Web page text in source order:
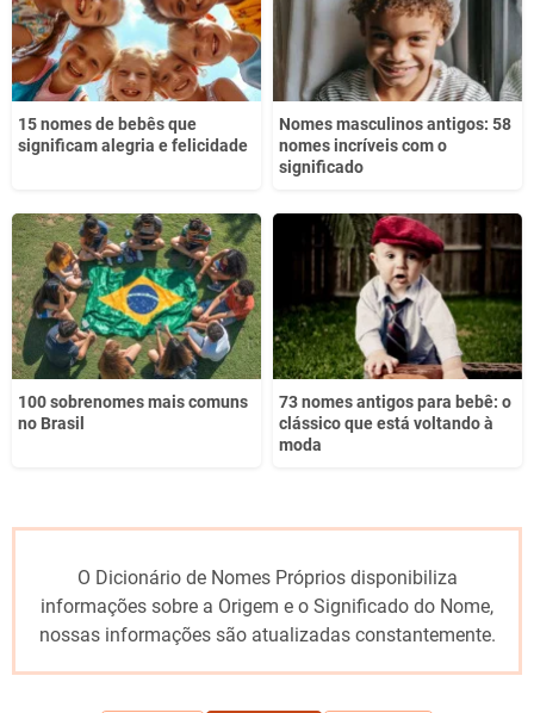
15 nomes de bebês que
significam alegria e felicidade
Nomes masculinos antigos: 58
nomes incríveis com o
significado
100 sobrenomes mais comuns
no Brasil
73 nomes antigos para bebê: o
clássico que está voltando à
moda
O Dicionário de Nomes Próprios disponibiliza
informações sobre a Origem e o Significado do Nome,
nossas informações são atualizadas constantemente.